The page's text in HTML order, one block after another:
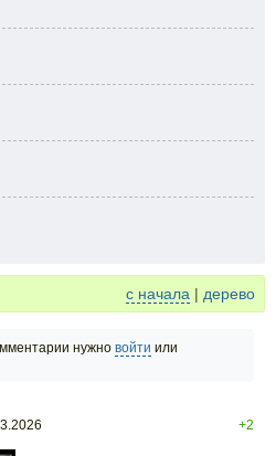
с начала | дерево
нужно войти или
+2